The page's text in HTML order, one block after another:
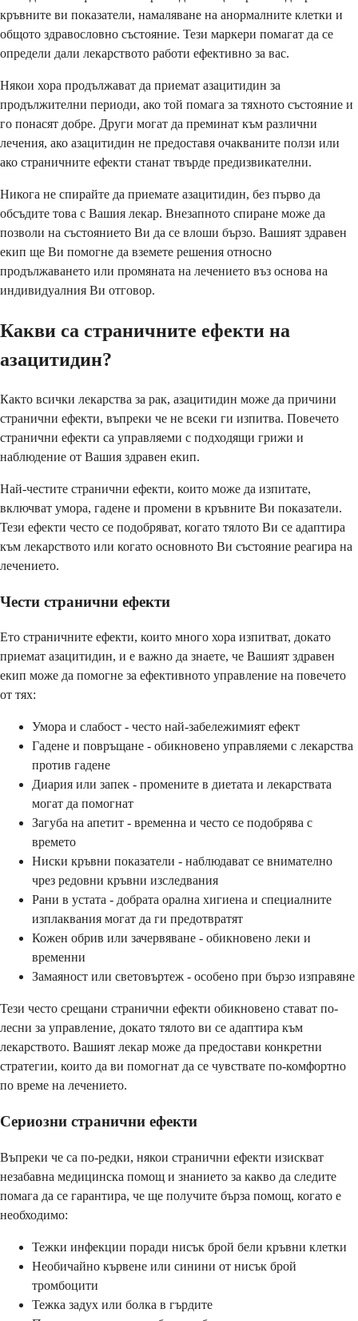
кръвните ви показатели, намаляване на анормалните клетки и
общото здравословно състояние. Тези маркери помагат да се
определи дали лекарството работи ефективно за вас.
Някои хора продължават да приемат азацитидин за
продължителни периоди, ако той помага за тяхното състояние и
го понасят добре. Други могат да преминат към различни
лечения, ако азацитидин не предоставя очакваните ползи или
ако страничните ефекти станат твърде предизвикателни.
Никога не спирайте да приемате азацитидин, без първо да
обсъдите това с Вашия лекар. Внезапното спиране може да
позволи на състоянието Ви да се влоши бързо. Вашият здравен
екип ще Ви помогне да вземете решения относно
продължаването или промяната на лечението въз основа на
индивидуалния Ви отговор.
Какви са страничните ефекти на
азацитидин?
Както всички лекарства за рак, азацитидин може да причини
странични ефекти, въпреки че не всеки ги изпитва. Повечето
странични ефекти са управляеми с подходящи грижи и
наблюдение от Вашия здравен екип.
Най-честите странични ефекти, които може да изпитате,
включват умора, гадене и промени в кръвните Ви показатели.
Тези ефекти често се подобряват, когато тялото Ви се адаптира
към лекарството или когато основното Ви състояние реагира на
лечението.
Чести странични ефекти
Ето страничните ефекти, които много хора изпитват, докато
приемат азацитидин, и е важно да знаете, че Вашият здравен
екип може да помогне за ефективното управление на повечето
от тях:
Умора и слабост - често най-забележимият ефект
Гадене и повръщане - обикновено управляеми с лекарства
против гадене
Диария или запек - промените в диетата и лекарствата
могат да помогнат
Загуба на апетит - временна и често се подобрява с
времето
Ниски кръвни показатели - наблюдават се внимателно
чрез редовни кръвни изследвания
Рани в устата - добрата орална хигиена и специалните
изплаквания могат да ги предотвратят
Кожен обрив или зачервяване - обикновено леки и
временни
Замаяност или световъртеж - особено при бързо изправяне
Тези често срещани странични ефекти обикновено стават по-
лесни за управление, докато тялото ви се адаптира към
лекарството. Вашият лекар може да предостави конкретни
стратегии, които да ви помогнат да се чувствате по-комфортно
по време на лечението.
Сериозни странични ефекти
Въпреки че са по-редки, някои странични ефекти изискват
незабавна медицинска помощ и знанието за какво да следите
помага да се гарантира, че ще получите бърза помощ, когато е
необходимо:
Тежки инфекции поради нисък брой бели кръвни клетки
Необичайно кървене или синини от нисък брой
тромбоцити
Тежка задух или болка в гърдите